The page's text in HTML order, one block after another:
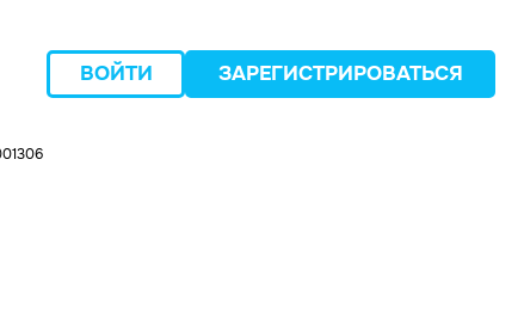
ВОЙТИ ЗАРЕГИСТРИРОВАТЬСЯ